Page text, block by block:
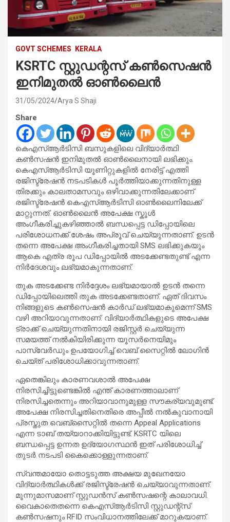
GOVT SCHEMES KERALA
KSRTC സ്റ്റുഡന്റസ് കൺസെഷൻ
ഇനിമുതൽ ഓൺലൈൻ
31/05/2024 Arya S Shaji
Share
കെഎസ്ആർടിസി ബസുകളിലെ വിദ്യാർത്ഥി
കൺസഷൻ ഇനിമുതൽ ഓൺലൈനായി ലഭിക്കും.
കെഎസ്ആർടിസി യൂണിറ്റുകളിൽ നേരിട്ട് എത്തി
രജിസ്ട്രേഷൻ നടപടികൾ പൂർത്തിയാക്കുന്നതിനുള്ള
തിരക്കും കാലതാമസവും ഒഴിവാക്കുന്നതിലേക്കാണ്
രജിസ്ട്രേഷൻ കെഎസ്ആർടിസി ഓൺലൈനിലേക്ക്
മാറ്റുന്നത്. ഓൺലൈൻ അപേക്ഷ സ്കൂൾ
അംഗീകരിച്ചുകഴിഞ്ഞാൽ ബന്ധപ്പെട്ട ഡിപ്പോയിലെ
പരിശോധനക്ക് ശേഷം അപ്രൂവ് ചെയ്യുന്നതാണ്. ഉടൻ
തന്നെ അപേക്ഷ അംഗീകരിച്ചതായി SMS ലഭിക്കുകയും
ആകെ എത്ര രൂപ ഡിപ്പോയിൽ അടക്കേണ്ടതുണ്ട് എന്ന
നിർദേശവും ലഭ്യമാകുന്നതാണ്.
തുക അടക്കേണ്ട നിർദ്ദേശം ലഭ്യമായാൽ ഉടൻ തന്നെ
ഡിപ്പോയിലെത്തി തുക അടക്കേണ്ടതാണ്. ഏത് ദിവസം
നിങ്ങളുടെ കൺസെഷൻ കാർഡ് ലഭ്യമാകുമെന്ന് SMS
വഴി അറിയാവുന്നതാണ്. വിദ്യാർത്ഥികളുടെ അപേക്ഷ
ട്രാക്ക് ചെയ്യുന്നതിനായി രജിസ്റ്റർ ചെയ്യുന്ന
സമയത്ത് നൽകിയിരിക്കുന്ന യൂസർനെയിമും
പാസ്വേർഡും ഉപയോഗിച്ച് വെബ് സൈറ്റിൽ ലോഗിൻ
ചെയ്ത് പരിശോധിക്കാവുന്നതാണ്.
ഏതെങ്കിലും കാരണവശാൽ അപേക്ഷ
നിരസിച്ചിട്ടുണ്ടെങ്കിൽ എന്ത് കാരണത്താലാണ്
നിരസിച്ചതെന്നും അറിയാവാനുമുള്ള സൗകര്യവുമുണ്ട്.
അപേക്ഷ നിരസിച്ചതിനെതിരെ അപ്പീൽ നൽകുവാനായി
പ്രസ്തുത വെബ്സൈറ്റിൽ തന്നെ Appeal Applications
എന്ന ടാബ് തയ്യാറാക്കിയിട്ടുണ്ട്. KSRTC യിലെ
ബന്ധപ്പെട്ട ഉന്നത ഉദ്യോഗസ്ഥൻ ഇത് പരിശോധിച്ച്
തുടർ നടപടി കൈക്കൊള്ളുന്നതാണ്.
സ്വന്തമായോ തൊട്ടടുത്ത അക്ഷയ മുഖേനയോ
വിദ്യാർത്ഥികൾക്ക് രജിസ്ട്രേഷൻ ചെയ്യാവുന്നതാണ്.
മൂന്നുമാസമാണ് സ്റ്റുഡൻസ് കൺസഷന്റെ കാലാവധി.
വൈകാതെതന്നെ കെഎസ്ആർടിസി സ്റ്റുഡന്റ്സ്
കൺസഷനും RFID സംവിധാനത്തിലേക്ക് മാറുകയാണ്.